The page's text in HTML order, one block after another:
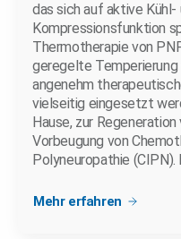
das sich auf aktive
Kompressionsfunktion
Thermotherapie von
geregelte
angenehm
vielseitig eingesetzt
Hause, zur
Vorbeugung von
Polyneuropathie (CIPN).
Mehr erfahren